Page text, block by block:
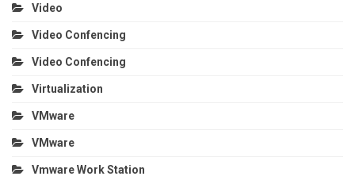
Video
Video Confencing
Video Confencing
Virtualization
VMware
VMware
Vmware Work Station